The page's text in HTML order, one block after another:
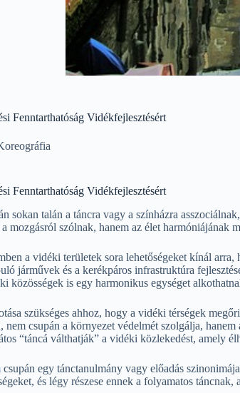
Fenntarthatóság Vidékfejlesztésért
Fenntarthatóság Vidékfejlesztésért
sokan talán a táncra vagy a színházra
mozgásról szólnak, hanem az élet harmóniájának
a vidéki területek sora lehetőségeket kínál
járművek és a kerékpáros infrastruktúra
közösségek is egy harmonikus egységet
szükséges ahhoz, hogy a vidéki térségek
nem csupán a környezet védelmét szolgálja,
“táncá válthatják” a vidéki közlekedést, amely
egy tánctanulmány vagy előadás
és légy részese ennek a folyamatos